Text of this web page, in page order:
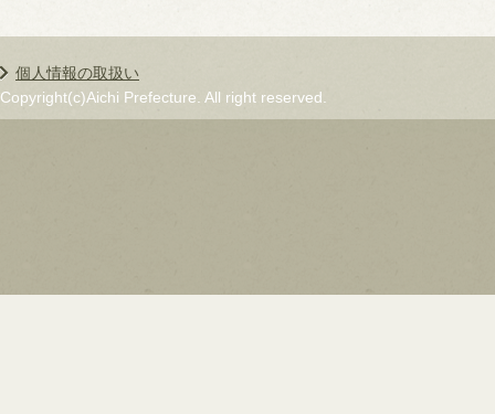
個人情報の取扱い
Copyright(c)Aichi Prefecture. All right reserved.